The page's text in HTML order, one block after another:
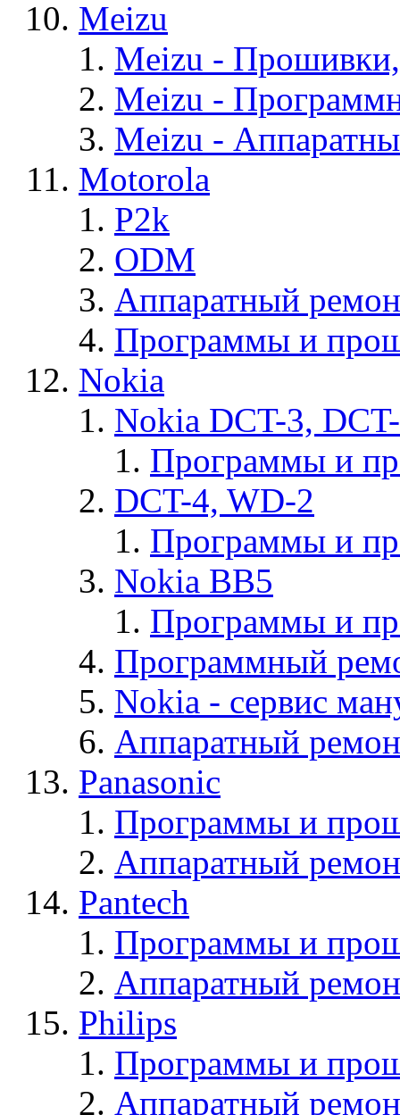
Meizu
Meizu -
Meizu -
Meizu -
Motorola
P2k
ODM
Аппаратный
Программы и
Nokia
Nokia DCT-3,
Программы и
DCT-4, WD-2
Программы и
Nokia BB5
Программы и
Программный
Nokia - cервис
Аппаратный
Panasonic
Программы и
Аппаратный
Pantech
Программы и
Аппаратный
Philips
Программы и
Аппаратный